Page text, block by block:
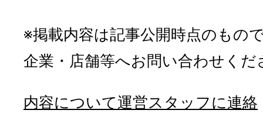
※掲載内容は記事公開時点のもの
企業・店舗等へお問い合わせくだ
内容について運営スタッフに連絡